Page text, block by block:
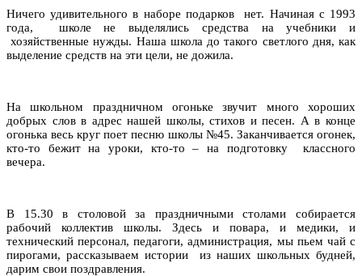
Ничего удивительного в наборе подарков нет. Начиная с 1993
года, школе не выделялись средства на учебники и
хозяйственные нужды. Наша школа до такого светлого дня, как
выделение средств на эти цели, не дожила.
На школьном праздничном огоньке звучит много хороших
добрых слов в адрес нашей школы, стихов и песен. А в конце
огонька весь круг поет песню школы №45. Заканчивается огонек,
кто-то бежит на уроки, кто-то – на подготовку классного
вечера.
В 15.30 в столовой за праздничными столами собирается
рабочий коллектив школы. Здесь и повара, и медики, и
технический персонал, педагоги, администрация, мы пьем чай с
пирогами, рассказываем истории из наших школьных будней,
дарим свои поздравления.